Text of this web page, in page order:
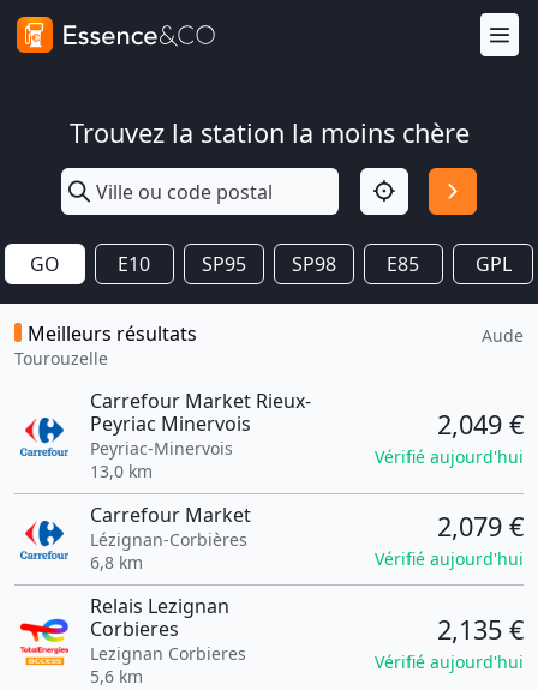
Trouvez la station la moins chère
GO E10 SP95 SP98 E85 GPL
Meilleurs résultats
Tourouzelle
Aude
Carrefour Market Rieux-
Peyriac Minervois
Peyriac-Minervois
13,0 km
2,049 €
Vérifié aujourd'hui
Carrefour Market
Lézignan-Corbières
6,8 km
2,079 €
Vérifié aujourd'hui
Relais Lezignan
Corbieres
Lezignan Corbieres
5,6 km
2,135 €
Vérifié aujourd'hui